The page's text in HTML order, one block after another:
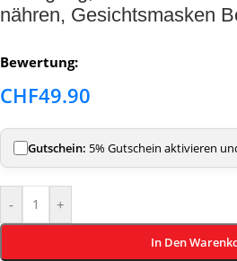
nähren, Gesichtsmasken
Bewertung:
CHF49.90
Gutschein: 5% Gutschein aktivieren
- +
In Den